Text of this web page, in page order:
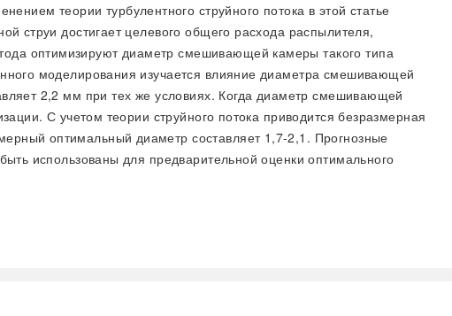
теории турбулентного струйного потока в этой статье
струи достигает целевого общего расхода распылителя,
оптимизируют диаметр смешивающей камеры такого типа
моделирования изучается влияние диаметра смешивающей
2,2 мм при тех же условиях. Когда диаметр смешивающей
С учетом теории струйного потока приводится безразмерная
оптимальный диаметр составляет 1,7-2,1. Прогнозные
использованы для предварительной оценки оптимального